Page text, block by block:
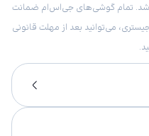
تمام گوشی‌های جی‌اس‌ام ضمانت
می‌توانید بعد از مهلت قانونی